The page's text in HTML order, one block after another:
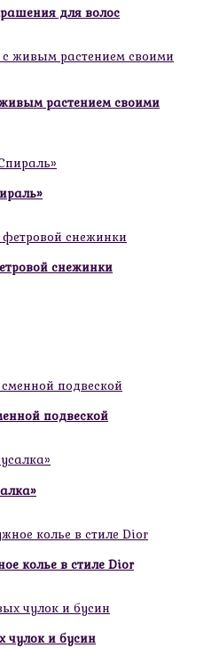
для волос
растением своими
снежинки
подвеской
колье в стиле Dior
чулок и бусин